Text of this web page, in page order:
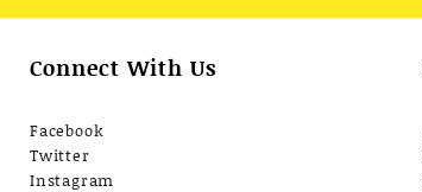
Connect With Us
Facebook
Twitter
Instagram